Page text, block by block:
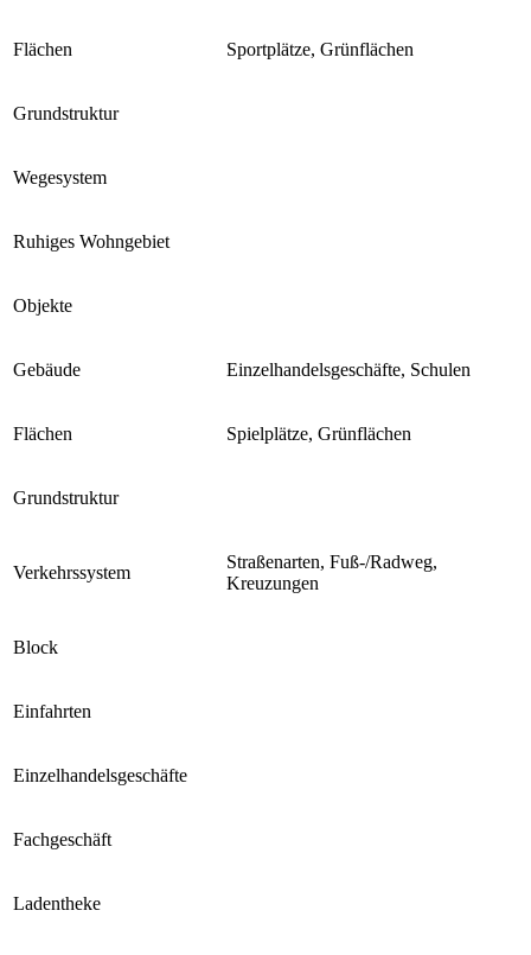
Flächen Sportplätze, Grünflächen
Grundstruktur
Wegesystem
Ruhiges Wohngebiet
Objekte
Gebäude Einzelhandelsgeschäfte, Schulen
Flächen Spielplätze, Grünflächen
Grundstruktur
Verkehrssystem
Straßenarten, Fuß-/Radweg,
Kreuzungen
Block
Einfahrten
Einzelhandelsgeschäfte
Fachgeschäft
Ladentheke